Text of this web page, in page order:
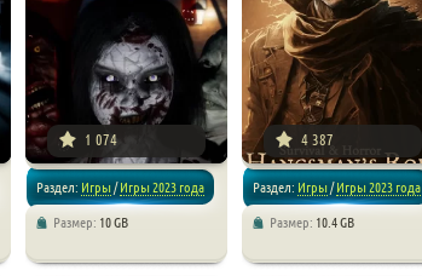
1 074
Раздел: Игры/Игры 2023 года
Размер: 10 GB
4 387
Раздел: Игры/Игры 2023 года
Размер: 10.4 GB